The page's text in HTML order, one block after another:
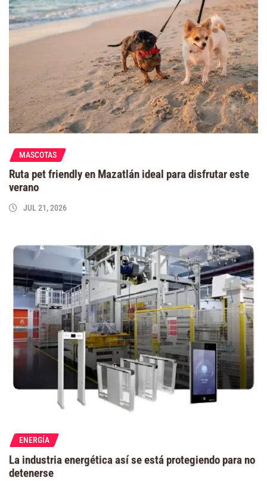
MASCOTAS
Ruta pet friendly en Mazatlán ideal para disfrutar este
verano
JUL 21, 2026
ENERGÍA
La industria energética así se está protegiendo para no
detenerse